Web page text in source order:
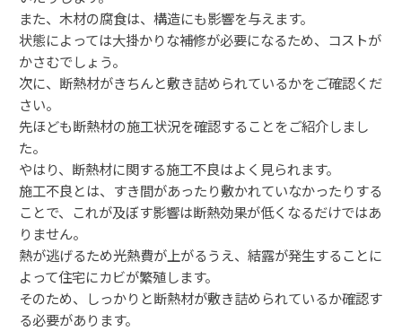
また、木材の腐食は、構造にも影響を与えます。
状態によっては大掛かりな補修が必要になるため、コストが
かさむでしょう。
次に、断熱材がきちんと敷き詰められているかをご確認くだ
さい。
先ほども断熱材の施工状況を確認することをご紹介しまし
た。
やはり、断熱材に関する施工不良はよく見られます。
施工不良とは、すき間があったり敷かれていなかったりする
ことで、これが及ぼす影響は断熱効果が低くなるだけではあ
りません。
熱が逃げるため光熱費が上がるうえ、結露が発生することに
よって住宅にカビが繁殖します。
そのため、しっかりと断熱材が敷き詰められているか確認す
る必要があります。